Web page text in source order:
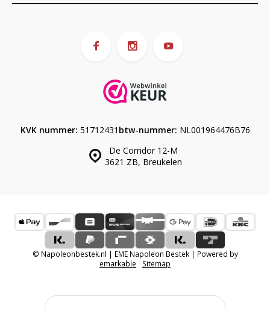
De Corridor 12-M
3621 ZB, Breukelen
KVK nummer: 51712431 btw-nummer: NL001964476B76
© Napoleonbestek.nl | EME Napoleon Bestek | Powered by
emarkable
Sitemap